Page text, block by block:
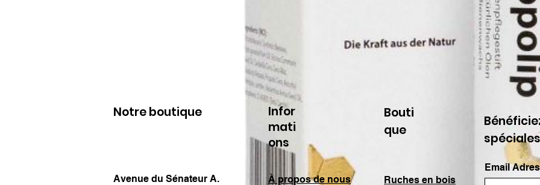
Notre boutique
Avenue du Sénateur A.
Infor
mati
ons
À propos de nous
Bouti
que
Ruches en bois
spéciales
Email